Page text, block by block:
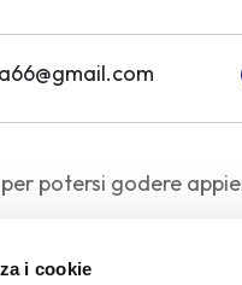
i cookie
potersi godere